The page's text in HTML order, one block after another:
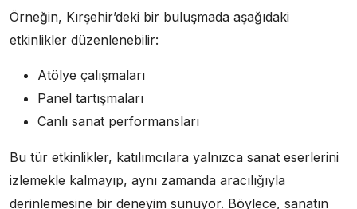
Örneğin, Kırşehir’deki bir buluşmada aşağıdaki
etkinlikler düzenlenebilir:
Atölye çalışmaları
Panel tartışmaları
Canlı sanat performansları
Bu tür etkinlikler, katılımcılara yalnızca sanat eserlerini
izlemekle kalmayıp, aynı zamanda aracılığıyla
derinlemesine bir deneyim sunuyor. Böylece, sanatın